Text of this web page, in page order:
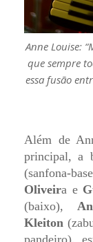
Anne Louise:
que sempre
essa fusão
Além de
principal, a
(sanfona-
Oliveira e
(baixo),
Kleiton
pandeiro),